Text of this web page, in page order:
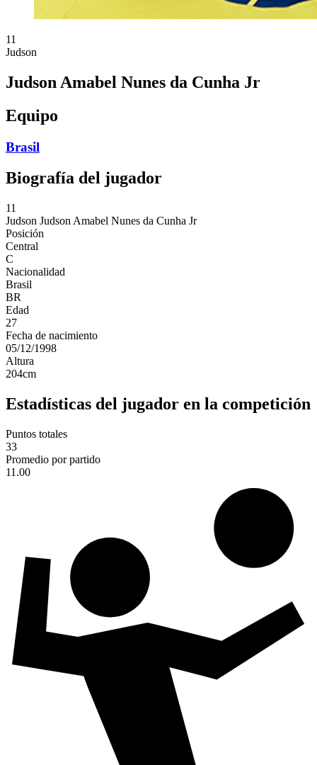
11
Judson
Judson Amabel Nunes da Cunha Jr
Equipo
Brasil
Biografía del jugador
11
Judson Judson Amabel Nunes da Cunha Jr
Posición
Central
C
Nacionalidad
Brasil
BR
Edad
27
Fecha de nacimiento
05/12/1998
Altura
204cm
Estadísticas del jugador en la competición
Puntos totales
33
Promedio por partido
11.00